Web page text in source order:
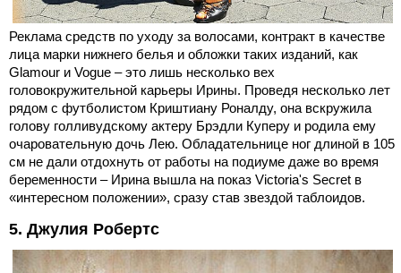
Реклама средств по уходу за волосами, контракт в качестве
лица марки нижнего белья и обложки таких изданий, как
Glamour и Vogue – это лишь несколько вех
головокружительной карьеры Ирины. Проведя несколько лет
рядом с футболистом Криштиану Роналду, она вскружила
голову голливудскому актеру Брэдли Куперу и родила ему
очаровательную дочь Лею. Обладательнице ног длиной в 105
см не дали отдохнуть от работы на подиуме даже во время
беременности – Ирина вышла на показ Victoria's Secret в
«интересном положении», сразу став звездой таблоидов.
5. Джулия Робертс